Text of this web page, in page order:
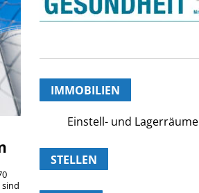
IMMOBILIEN
Einstell- und Lagerräume
STELLEN